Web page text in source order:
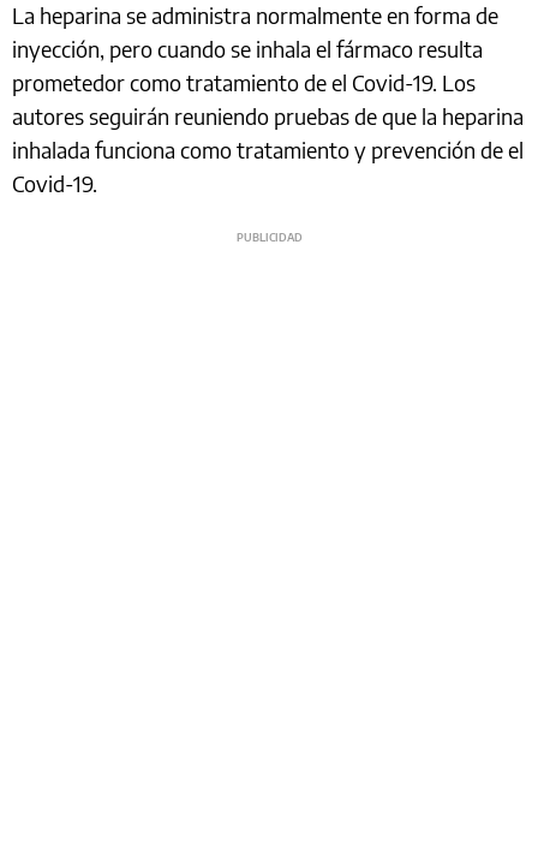
La heparina se administra normalmente en forma de
inyección, pero cuando se inhala el fármaco resulta
prometedor como tratamiento de el Covid-19. Los
autores seguirán reuniendo pruebas de que la heparina
inhalada funciona como tratamiento y prevención de el
Covid-19.